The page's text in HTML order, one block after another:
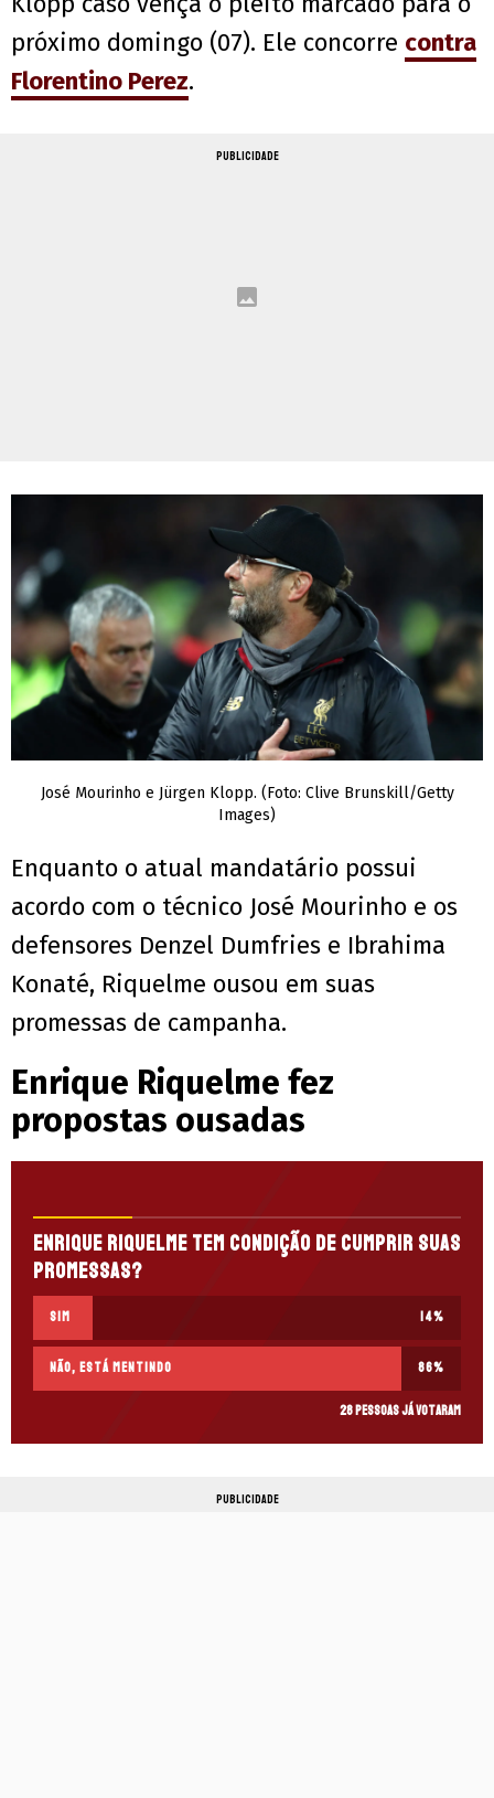
próximo domingo (07). Ele concorre contra
Florentino Perez.
PUBLICIDADE
José Mourinho e Jürgen Klopp. (Foto: Clive Brunskill/Getty
Images)
Enquanto o atual mandatário possui
acordo com o técnico José Mourinho e os
defensores Denzel Dumfries e Ibrahima
Konaté, Riquelme ousou em suas
promessas de campanha.
Enrique Riquelme fez
propostas ousadas
Enrique Riquelme tem condição de cumprir suas
promessas?
Sim 14%
Não, está mentindo 86%
28 pessoas já votaram
PUBLICIDADE